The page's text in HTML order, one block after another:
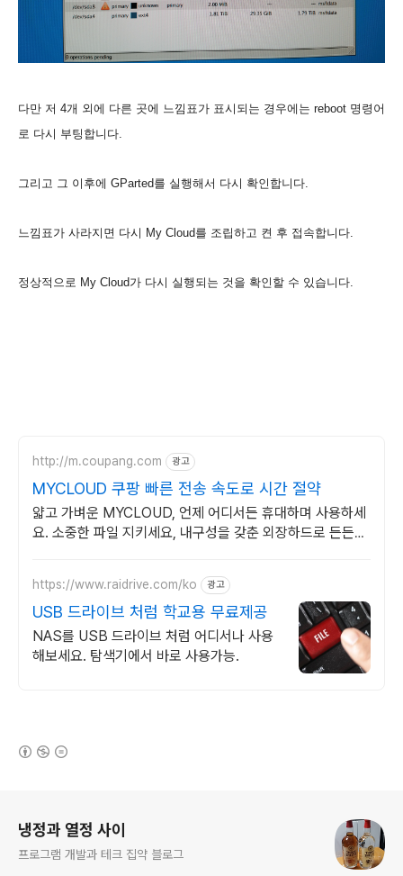
다만 저 4개 외에 다른 곳에 느낌표가 표시되는 경우에는 reboot 명령어
로 다시 부팅합니다.
그리고 그 이후에 GParted를 실행해서 다시 확인합니다.
느낌표가 사라지면 다시 My Cloud를 조립하고 켠 후 접속합니다.
정상적으로 My Cloud가 다시 실행되는 것을 확인할 수 있습니다.
http://m.coupang.com 광고
MYCLOUD 쿠팡 빠른 전송 속도로 시간 절약
얇고 가벼운 MYCLOUD, 언제 어디서든 휴대하며 사용하세
요. 소중한 파일 지키세요, 내구성을 갖춘 외장하드로 든든하
https://www.raidrive.com/ko 광고
USB 드라이브 처럼 학교용 무료제공
NAS를 USB 드라이브 처럼 어디서나 사용
해보세요. 탐색기에서 바로 사용가능.
냉정과 열정 사이
프로그램 개발과 테크 집약 블로그